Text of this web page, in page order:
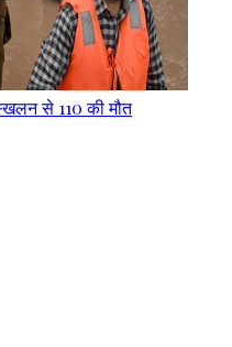
से 110 की मौत